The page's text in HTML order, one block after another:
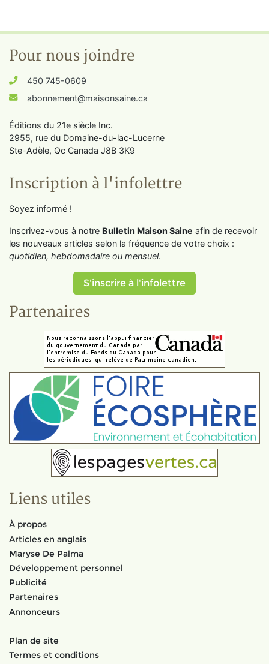
Pour nous joindre
450 745-0609
abonnement@maisonsaine.ca
Éditions du 21e siècle Inc.
2955, rue du Domaine-du-lac-Lucerne
Ste-Adèle, Qc Canada J8B 3K9
Inscription à l'infolettre
Soyez informé !
Inscrivez-vous à notre Bulletin Maison Saine afin de recevoir
les nouveaux articles selon la fréquence de votre choix :
quotidien, hebdomadaire ou mensuel.
S'inscrire à l'infolettre
Partenaires
Liens utiles
À propos
Articles en anglais
Maryse De Palma
Développement personnel
Publicité
Partenaires
Annonceurs
Plan de site
Termes et conditions